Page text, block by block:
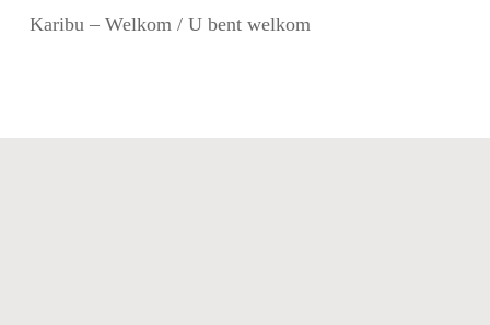
Karibu – Welkom / U bent welkom